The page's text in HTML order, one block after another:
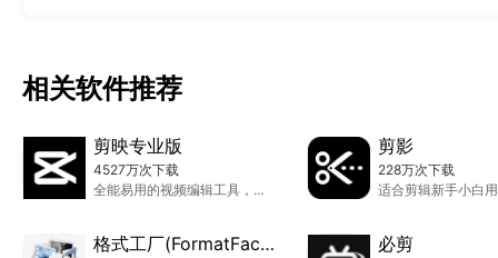
相关软件推荐
剪映专业版
4527万次下载
全能易用的视频编辑工具，让你的视频创作更简单
剪影
228万次下载
格式工厂(FormatFactory) 必剪